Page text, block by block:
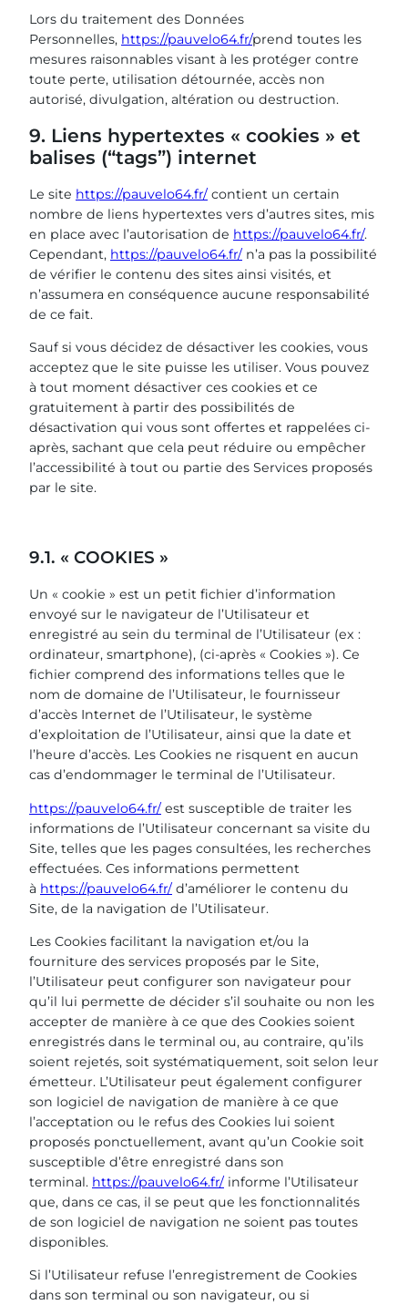
Lors du traitement des Données
Personnelles, https://pauvelo64.fr/prend toutes les
mesures raisonnables visant à les protéger contre
toute perte, utilisation détournée, accès non
autorisé, divulgation, altération ou destruction.
9. Liens hypertextes « cookies » et
balises (“tags”) internet
Le site https://pauvelo64.fr/contient un certain
nombre de liens hypertextes vers d’autres sites, mis
en place avec l’autorisation de https://pauvelo64.fr/.
Cependant, https://pauvelo64.fr/n’a pas la possibilité
de vérifier le contenu des sites ainsi visités, et
n’assumera en conséquence aucune responsabilité
de ce fait.
Sauf si vous décidez de désactiver les cookies, vous
acceptez que le site puisse les utiliser. Vous pouvez
à tout moment désactiver ces cookies et ce
gratuitement à partir des possibilités de
désactivation qui vous sont offertes et rappelées ci-
après, sachant que cela peut réduire ou empêcher
l’accessibilité à tout ou partie des Services proposés
par le site.
9.1. « COOKIES »
Un « cookie » est un petit fichier d’information
envoyé sur le navigateur de l’Utilisateur et
enregistré au sein du terminal de l’Utilisateur (ex :
ordinateur, smartphone), (ci-après « Cookies »). Ce
fichier comprend des informations telles que le
nom de domaine de l’Utilisateur, le fournisseur
d’accès Internet de l’Utilisateur, le système
d’exploitation de l’Utilisateur, ainsi que la date et
l’heure d’accès. Les Cookies ne risquent en aucun
cas d’endommager le terminal de l’Utilisateur.
https://pauvelo64.fr/est susceptible de traiter les
informations de l’Utilisateur concernant sa visite du
Site, telles que les pages consultées, les recherches
effectuées. Ces informations permettent
à https://pauvelo64.fr/d’améliorer le contenu du
Site, de la navigation de l’Utilisateur.
Les Cookies facilitant la navigation et/ou la
fourniture des services proposés par le Site,
l’Utilisateur peut configurer son navigateur pour
qu’il lui permette de décider s’il souhaite ou non les
accepter de manière à ce que des Cookies soient
enregistrés dans le terminal ou, au contraire, qu’ils
soient rejetés, soit systématiquement, soit selon leur
émetteur. L’Utilisateur peut également configurer
son logiciel de navigation de manière à ce que
l’acceptation ou le refus des Cookies lui soient
proposés ponctuellement, avant qu’un Cookie soit
susceptible d’être enregistré dans son
terminal. https://pauvelo64.fr/informe l’Utilisateur
que, dans ce cas, il se peut que les fonctionnalités
de son logiciel de navigation ne soient pas toutes
disponibles.
Si l’Utilisateur refuse l’enregistrement de Cookies
dans son terminal ou son navigateur, ou si